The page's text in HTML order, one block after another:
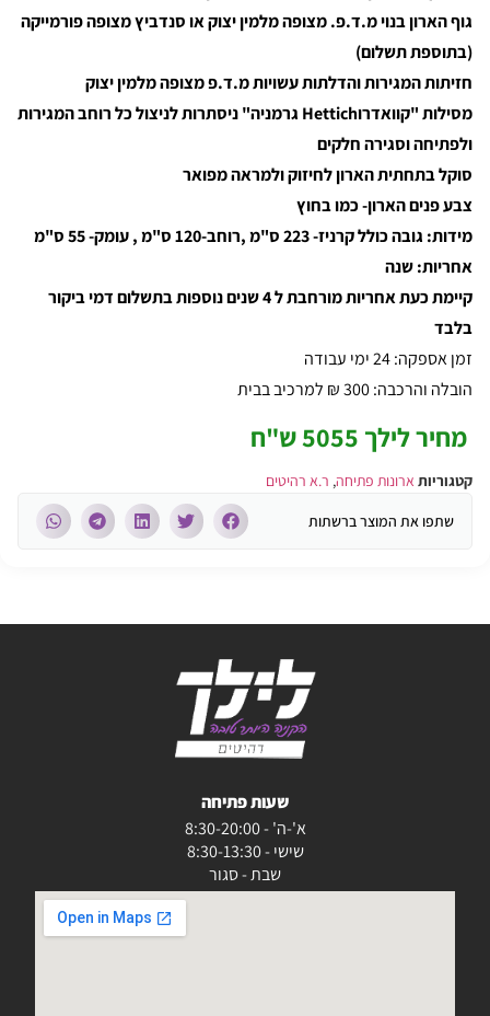
גוף הארון בנוי מ.ד.פ. מצופה מלמין יצוק או סנדביץ מצופה פורמייקה
(בתוספת תשלום)
חזיתות המגירות והדלתות עשויות מ.ד.פ מצופה מלמין יצוק
מסילות "קוואדרוHettich גרמניה" ניסתרות לניצול כל רוחב המגירות
ולפתיחה וסגירה חלקים
סוקל בתחתית הארון לחיזוק ולמראה מפואר
צבע פנים הארון- כמו בחוץ
מידות: גובה כולל קרניז- 223 ס"מ ,רוחב-120 ס"מ , עומק- 55 ס"מ
אחריות: שנה
קיימת כעת אחריות מורחבת ל 4 שנים נוספות בתשלום דמי ביקור
בלבד
זמן אספקה: 24 ימי עבודה
הובלה והרכבה: 300 ₪ למרכיב בבית
מחיר לילך 5055 ש"ח
קטגוריות ארונות פתיחה, ר.א רהיטים
שתפו את המוצר ברשתות
שעות פתיחה
א'-ה' - 8:30-20:00
שישי - 8:30-13:30
שבת - סגור